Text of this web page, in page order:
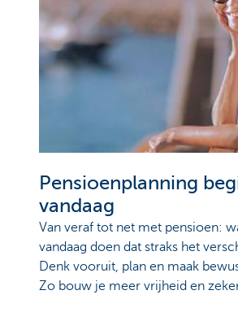
Pensioenplanning
vandaag
Van veraf tot net met pensioen:
vandaag doen dat straks het
Denk vooruit, plan en maak
Zo bouw je meer vrijheid en